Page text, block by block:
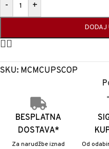
- +
DODAJ
SKU: MCMCUPSCOP
BESPLATNA
DOSTAVA*
Za narudžbe iznad
Od